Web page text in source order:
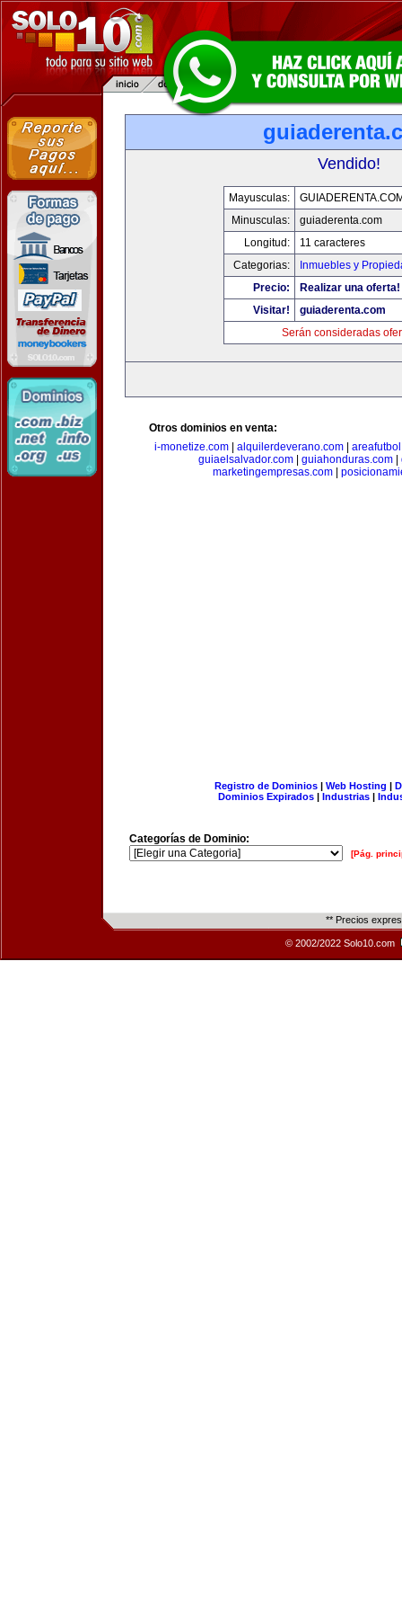
Vendido!
Mayusculas:
Minusculas:
guiaderenta.com
Longitud:
11 caracteres
Categorias:
Inmuebles y
Precio:
Realizar una oferta!
Visitar!
guiaderenta.com
Serán consideradas
Otros dominios en venta:
i-monetize.com
alquilerdeverano.com
guiaelsalvador.com| guiahonduras.com|
marketingempresas.com
Registro de Dominios| Web Hosting |
Dominios Expirados | Industrias |
Categorías de Dominio:
[Pág.
** Precios
© 2002/2022 Solo10.com